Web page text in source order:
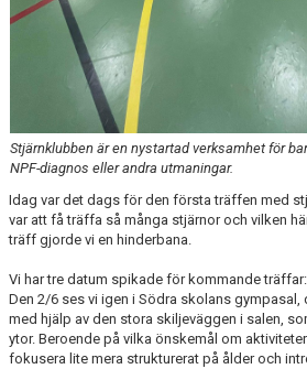
Stjärnklubben är en nystartad verksamhet för
NPF-diagnos eller andra utmaningar.
Idag var det dags för den första träffen med
var att få träffa så många stjärnor och vilken
träff gjorde vi en hinderbana.
Vi har tre datum spikade för kommande
Den 2/6 ses vi igen i Södra skolans gympasal,
med hjälp av den stora skiljeväggen i salen,
ytor. Beroende på vilka önskemål om
fokusera lite mera strukturerat på ålder och